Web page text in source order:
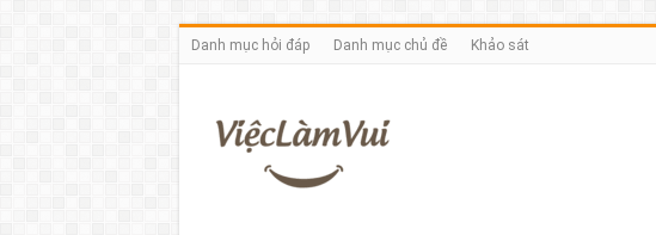
Danh mục hỏi đáp Danh mục chủ đề Khảo sát